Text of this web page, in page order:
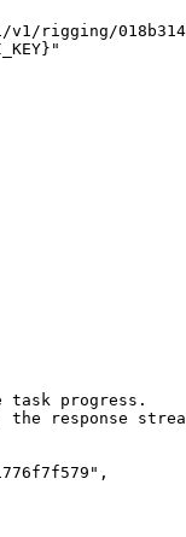
rigging/
task progress.
the
,